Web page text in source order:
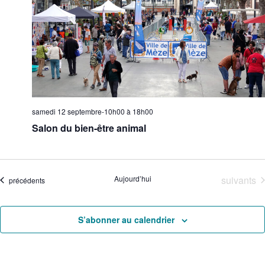
Salon du bien-être animal
samedi 12 septembre-10h00 à 18h00
Évènements
précédents Aujourd’hui suivants
S’abonner au calendrier